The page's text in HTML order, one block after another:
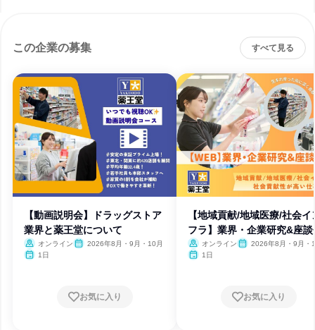
この企業の募集 すべて見る
【動画説明会】ドラッグストア
業界と薬王堂について
オンライン
2026年8月・9月・10月
1日
お気に入り
【地域貢献/地域医療/社会イ
フラ】業界・企業研究&座談
オンライン
2026年8月・9月・
1日
お気に入り